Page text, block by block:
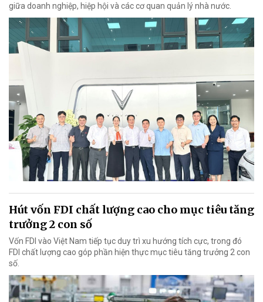
giữa doanh nghiệp, hiệp hội và các cơ quan quản lý nhà nước.
Hút vốn FDI chất lượng cao cho mục tiêu tăng
trưởng 2 con số
Vốn FDI vào Việt Nam tiếp tục duy trì xu hướng tích cực, trong đó
FDI chất lượng cao góp phần hiện thực mục tiêu tăng trưởng 2 con
số.